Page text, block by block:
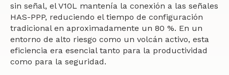
sin señal, el V10L mantenía la conexión a las señales
HAS-PPP, reduciendo el tiempo de configuración
tradicional en aproximadamente un 80 %. En un
entorno de alto riesgo como un volcán activo, esta
eficiencia era esencial tanto para la productividad
como para la seguridad.